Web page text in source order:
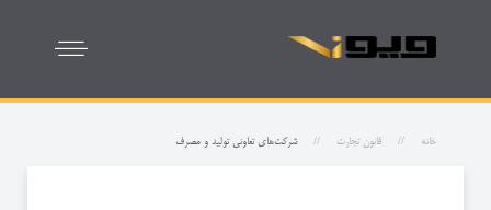
خانه قانون تجارت شركت‌های تعاونی تولید و مصرف